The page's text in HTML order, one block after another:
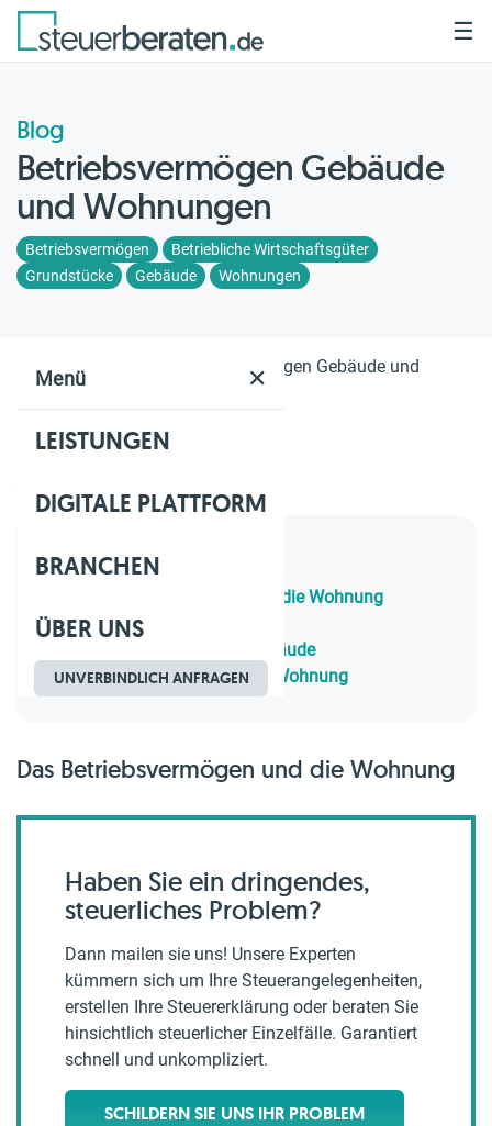
Menü ✕
LEISTUNGEN
DIGITALE PLATTFORM
BRANCHEN
ÜBER UNS
UNVERBINDLICH ANFRAGEN
☰
Blog
Betriebsvermögen Gebäude
und Wohnungen
Betriebsvermögen
Betriebliche Wirtschaftsgüter
Grundstücke
Gebäude Wohnungen
Home
Betriebsvermögen Gebäude und
Wohnungen
Inhaltsverzeichnis
Das Betriebsvermögen und die Wohnung
2. Betriebsvermögen
Betriebsvermögen und Gebäude
4. Betriebsvermögen und die Wohnung
Das Betriebsvermögen und die Wohnung
Haben Sie ein dringendes,
steuerliches Problem?
Dann mailen sie uns! Unsere Experten
kümmern sich um Ihre Steuerangelegenheiten,
erstellen Ihre Steuererklärung oder beraten Sie
hinsichtlich steuerlicher Einzelfälle. Garantiert
schnell und unkompliziert.
SCHILDERN SIE UNS IHR PROBLEM